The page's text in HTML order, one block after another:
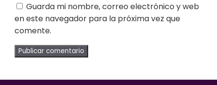
Guarda mi nombre, correo electrónico y web
en este navegador para la próxima vez que
comente.